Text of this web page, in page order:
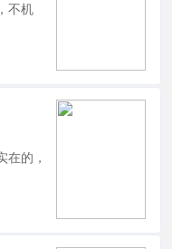
不机
在的，